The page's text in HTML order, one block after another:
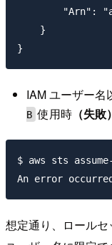
"Arn":
    }
IAM ユーザー名
B 使用時（失敗）
$ aws sts
想定通り、ロール